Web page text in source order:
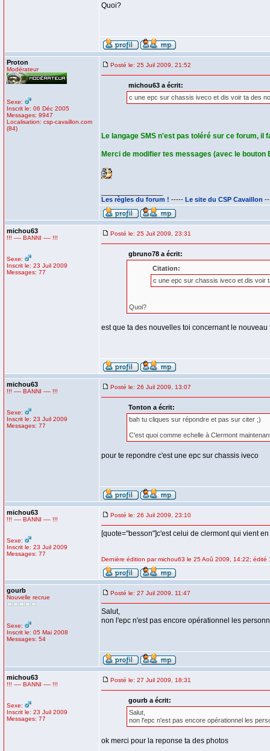
Quoi?
Proton
Modérateur
Sexe:
Inscrit le: 06 Déc 2005
Messages: 9947
Localisation: csp-cavaillon.com
(84)
Posté le: 25 Juil 2009, 21:52
michou63 a écrit:
c une epc sur chassis iveco et dis voir ta des
Le langage SMS n'est pas toléré sur ce forum, il
Merci de modifier tes messages (avec le bouton
Les règles du forum ! ----- Le site du CSP Cavaillon
michou63
!!! ---- BANNI ---- !!!
Sexe:
Inscrit le: 23 Juil 2009
Messages: 77
Posté le: 25 Juil 2009, 23:31
gbruno78 a écrit:
Citation:
c une epc sur chassis iveco et dis voir
Quoi?
est que ta des nouvelles toi concernant le
michou63
!!! ---- BANNI ---- !!!
Sexe:
Inscrit le: 23 Juil 2009
Messages: 77
Posté le: 26 Juil 2009, 13:07
Tonton a écrit:
bah tu cliques sur répondre et pas sur citer ;)
C'est quoi comme echelle à Clermont
pour te repondre c'est une epc sur chassis iveco
michou63
!!! ---- BANNI ---- !!!
Sexe:
Inscrit le: 23 Juil 2009
Messages: 77
Posté le: 26 Juil 2009, 23:10
[quote="besson"]c'est celui de clermont qui vient
Dernière édition par michou63 le 25 Aoû 2009, 14:22; édité
gourb
Nouvelle recrue
Sexe:
Inscrit le: 05 Mai 2008
Messages: 54
Posté le: 27 Juil 2009, 11:47
Salut,
non l'epc n'est pas encore opérationnel les
michou63
!!! ---- BANNI ---- !!!
Sexe:
Inscrit le: 23 Juil 2009
Messages: 77
Posté le: 27 Juil 2009, 18:31
gourb a écrit:
Salut,
non l'epc n'est pas encore opérationnel les
ok merci pour la reponse ta des photos